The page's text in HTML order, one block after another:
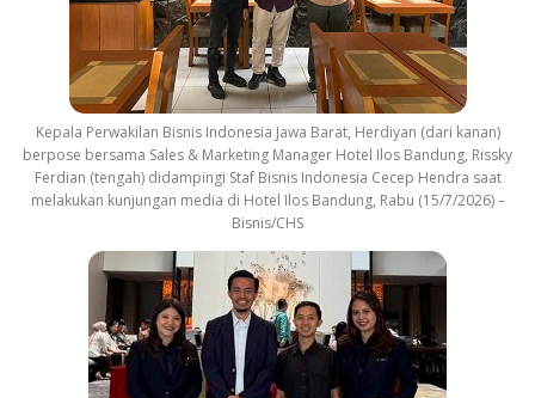
Kepala Perwakilan Bisnis Indonesia Jawa Barat, Herdiyan (dari kanan)
berpose bersama Sales & Marketing Manager Hotel Ilos Bandung, Rissky
Ferdian (tengah) didampingi Staf Bisnis Indonesia Cecep Hendra saat
melakukan kunjungan media di Hotel Ilos Bandung, Rabu (15/7/2026) –
Bisnis/CHS